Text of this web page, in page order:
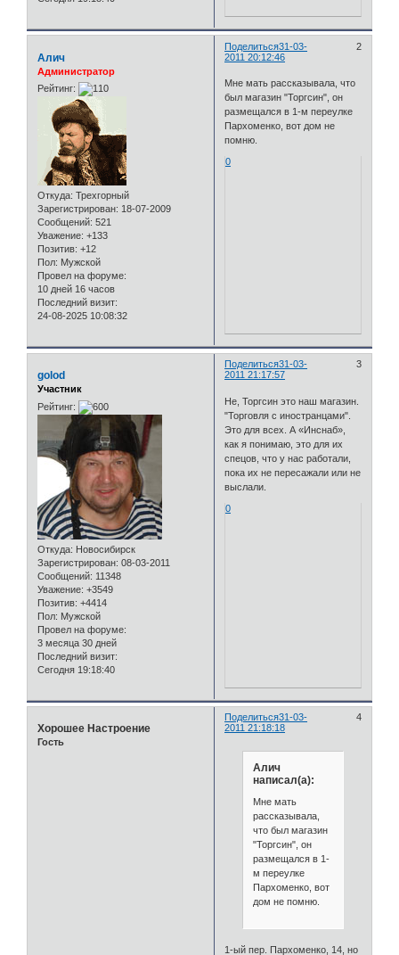
Поделиться 2
31-03-
2011 20:12:46
Алич
Администратор
Рейтинг:
Откуда: Трехгорный
Зарегистрирован: 18-07-2009
Сообщений: 521
Уважение: +133
Позитив: +12
Пол: Мужской
Провел на форуме:
10 дней 16 часов
Последний визит:
24-08-2025 10:08:32
Мне мать рассказывала, что
был магазин "Торгсин", он
размещался в 1-м переулке
Пархоменко, вот дом не
помню.
0
Поделиться 3
31-03-
2011 21:17:57
golod
Участник
Рейтинг:
Откуда: Новосибирск
Зарегистрирован: 08-03-2011
Сообщений: 11348
Уважение: +3549
Позитив: +4414
Пол: Мужской
Провел на форуме:
3 месяца 30 дней
Последний визит:
Сегодня 19:18:40
Не, Торгсин это наш магазин.
"Торговля с иностранцами".
Это для всех. А «Инснаб»,
как я понимаю, это для их
спецов, что у нас работали,
пока их не пересажали или не
выслали.
0
Поделиться 4
31-03-
2011 21:18:18
Хорошее Настроение
Гость
Алич
написал(а):
Мне мать
рассказывала,
что был магазин
"Торгсин", он
размещался в 1-
м переулке
Пархоменко, вот
дом не помню.
1-ый пер. Пархоменко, 14, но